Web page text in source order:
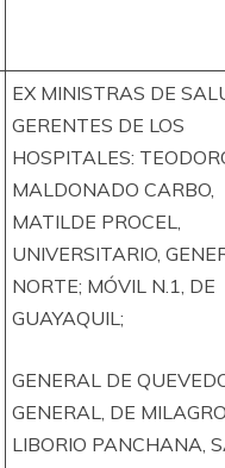
EX MINISTRAS DE
GERENTES DE LOS
HOSPITALES:
MALDONADO CARBO,
MATILDE PROCEL,
UNIVERSITARIO,
NORTE; MÓVIL N.1, DE
GUAYAQUIL;
GENERAL DE
GENERAL, DE
LIBORIO PANCHANA,